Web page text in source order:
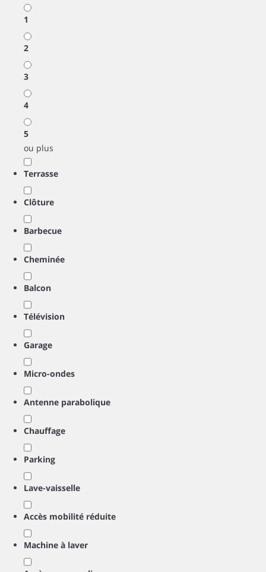
1
2
3
4
5
ou plus
Terrasse
Clôture
Barbecue
Cheminée
Balcon
Télévision
Garage
Micro-ondes
Antenne parabolique
Chauffage
Parking
Lave-vaisselle
Accès mobilité réduite
Machine à laver